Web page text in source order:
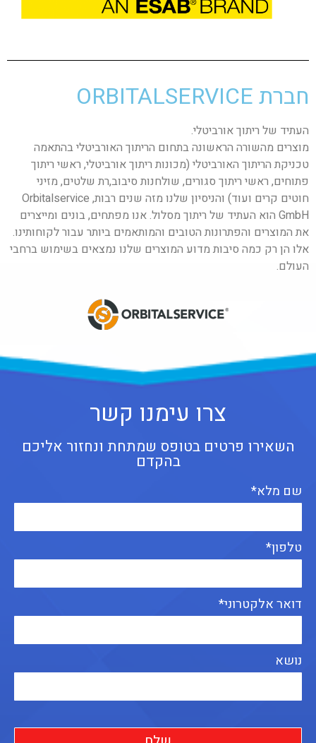
חברת ORBITALSERVICE
העתיד של ריתוך אורביטלי.
מוצרים מהשורה הראשונה בתחום הריתוך האורביטלי בהתאמה
טכניקת הריתוך האורביטלי (מכונות ריתוך אורביטלי, ראשי ריתוך
פתוחים, ראשי ריתוך סגורים, שולחנות סיבוב,רת שלטים, מזיני
חוטים קרים ועוד) והניסיון שלנו מזה שנים רבות, Orbitalservice
GmbH הוא העתיד של ריתוך מסלול. אנו מפתחים, בונים ומייצרים
את המוצרים והפתרונות הטובים והמותאמים ביותר עבור לקוחותינו.
אלו הן רק כמה סיבות מדוע המוצרים שלנו נמצאים בשימוש ברחבי
העולם.
צרו עימנו קשר
השאירו פרטים בטופס שמתחת ונחזור אליכם
בהקדם
שם מלא*
טלפון*
דואר אלקטרוני*
נושא